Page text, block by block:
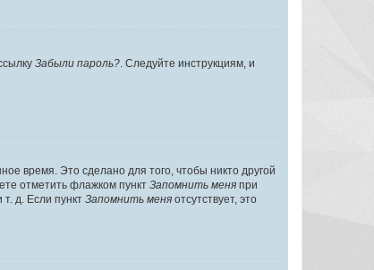
Забыли пароль? . Следуйте инструкциям, и
время. Это сделано для того, чтобы никто другой
отметить флажком пункт Запомнить меня при
д. Если пункт Запомнить меня отсутствует, это